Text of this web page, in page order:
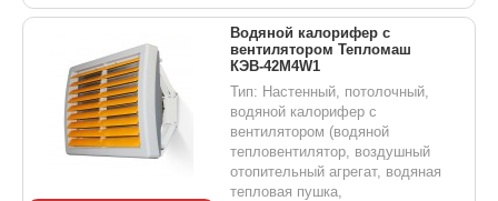
Водяной калорифер с
вентилятором Тепломаш
КЭВ-42M4W1
Тип: Настенный, потолочный,
водяной калорифер с
вентилятором (водяной
тепловентилятор, воздушный
отопительный агрегат, водяная
тепловая пушка,